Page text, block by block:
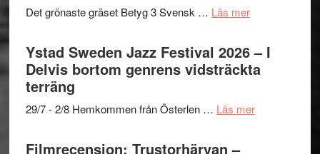
med
Mulder
och
Dana
Kulturs
Det grönaste gräset Betyg 3 Svensk … Läs merom
Det
grönaste
gräset
en
Ystad Sweden Jazz Festival 2026 – I
Delvis bortom genrens vidsträckta
terräng
29/7 - 2/8 Hemkommen från Österlen … Läs merom
Filmrecension: Trustorhärvan –